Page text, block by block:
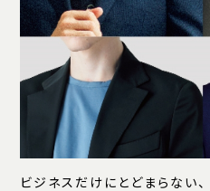
ビジネスだけにとどまらない、